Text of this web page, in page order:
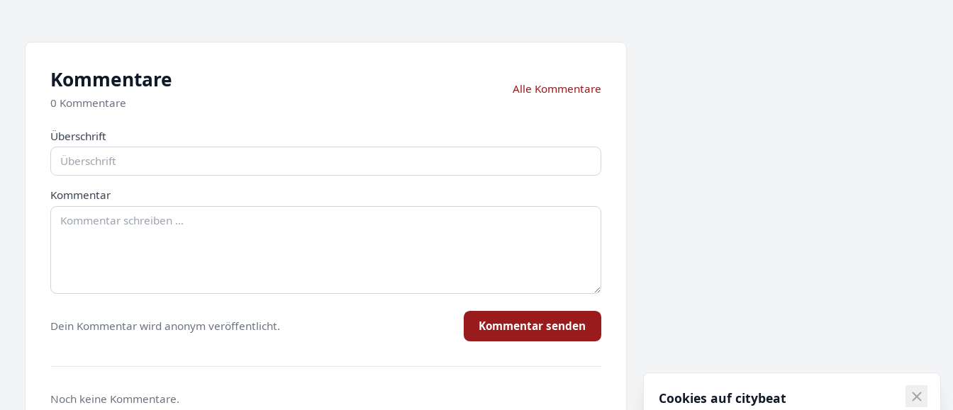
Kommentare
0 Kommentare
Alle Kommentare
Überschrift
Kommentar
Dein Kommentar wird anonym veröffentlicht. Kommentar senden
Noch keine Kommentare. Cookies auf citybeat